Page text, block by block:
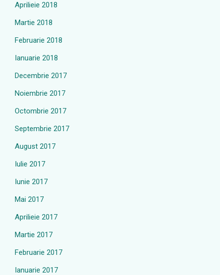
Aprilieie 2018
Martie 2018
Februarie 2018
Ianuarie 2018
Decembrie 2017
Noiembrie 2017
Octombrie 2017
Septembrie 2017
August 2017
Iulie 2017
Iunie 2017
Mai 2017
Aprilieie 2017
Martie 2017
Februarie 2017
Ianuarie 2017